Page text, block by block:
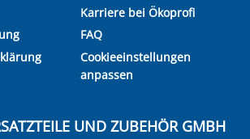
Karriere bei Ökoprofi
FAQ
Cookieeinstellungen
anpassen
UND ZUBEHÖR GMBH